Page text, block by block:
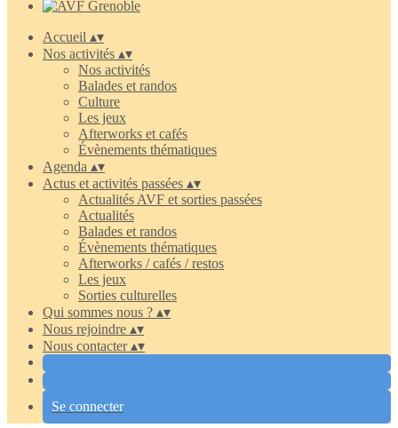
Accueil ▴▾
Nos activités ▴▾
Nos activités
Balades et randos
Culture
Les jeux
Afterworks et cafés
Évènements thématiques
Agenda ▴▾
Actus et activités passées ▴▾
Actualités AVF et sorties passées
Actualités
Balades et randos
Évènements thématiques
Afterworks / cafés / restos
Les jeux
Sorties culturelles
Qui sommes nous ? ▴▾
Nous rejoindre ▴▾
Nous contacter▴▾
Se connecter